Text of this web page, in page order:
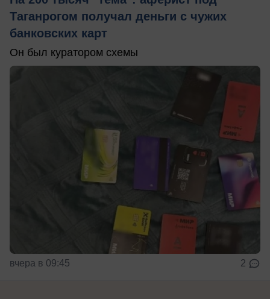
Таганрогом получал деньги с чужих
банковских карт
Он был куратором схемы
вчера в 09:45 2